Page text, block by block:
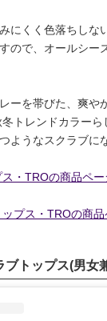
にくく色落ちしな
ので、オールシー
ーを帯びた、爽や
トレンドカラーら
ようなスクラブに
・TROの商品ペ
プス・TROの商
トップス(男女